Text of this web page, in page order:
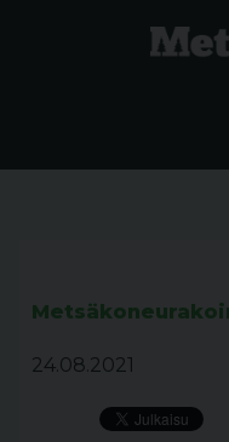
24.08.2021